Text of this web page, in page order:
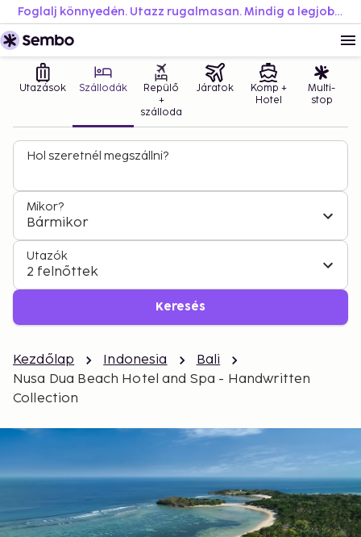
Foglalj könnyedén. Utazz rugalmasan. Mindig a legjobb áron.
Utazások Szállodák
Repülő
+
szálloda
Járatok
Komp +
Hotel
Multi-
stop
Hol szeretnél megszállni?
Mikor?
Bármikor
Utazók
2 felnőttek
Keresés
Kezdőlap Indonesia
Bali
Nusa Dua Beach Hotel and Spa - Handwritten
Collection